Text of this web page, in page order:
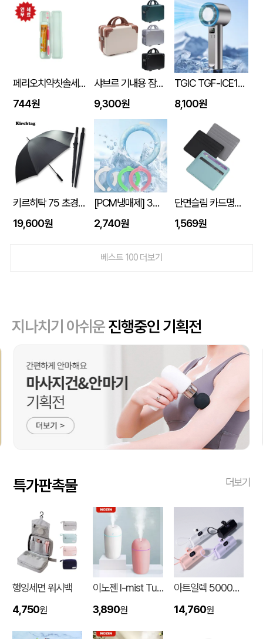
페리오치약칫솔세트
744원
샤브르 기내용 잠금장치 있는여행용 보조 캐리어 레디백
9,300원
TGIC TGF-ICE1800 휴대용 냉각 선풍기
8,100원
키르히탁 75 초경량 올카본 UV 암막우산
19,600원
[PCM냉매제] 3세대 넥쿨러 쿨넥밴드
2,740원
단면슬림 카드명함지갑
1,569원
베스트 100 더보기
지나치기 아쉬운진행중인 기획전
특가판촉물 더보기
행잉세면 워시백
4,750원
이노젠 I-mist Tumbler 미니가습기 420ml
3,890원
아트일렉 5000mAh 도킹형 보조 배터리
14,760원